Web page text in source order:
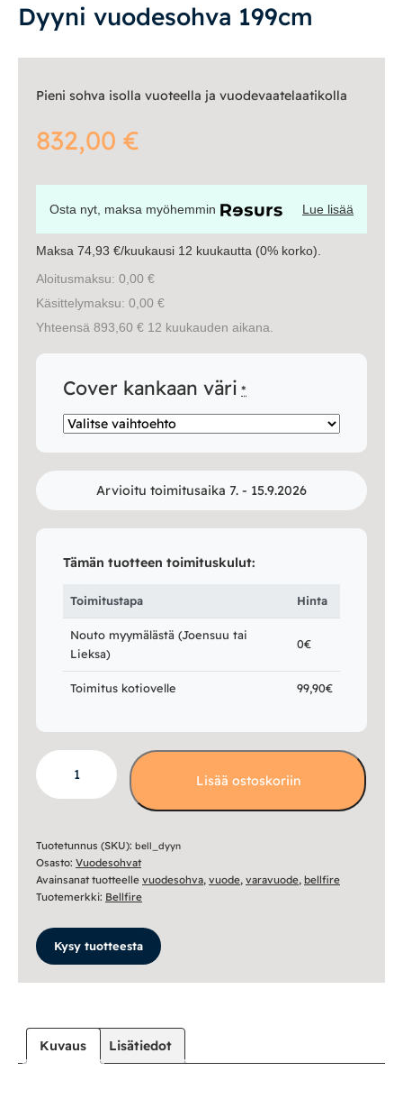
Dyyni vuodesohva 199cm
Pieni sohva isolla vuoteella ja vuodevaatelaatikolla
832,00 €
Osta nyt, maksa myöhemmin Lue lisää
Maksa 74,93 €/kuukausi 12 kuukautta (0% korko).
Aloitusmaksu: 0,00 €
Käsittelymaksu: 0,00 €
Yhteensä 893,60 € 12 kuukauden aikana.
Cover kankaan väri *
Arvioitu toimitusaika 7. - 15.9.2026
Tämän tuotteen toimituskulut:
Toimitustapa Hinta
Nouto myymälästä (Joensuu tai
Lieksa)
0€
Toimitus kotiovelle 99,90€
Dyyni
vuodesohva
199cm
Lisää ostoskoriin
Tuotetunnus (SKU): bell_dyyn
Osasto: Vuodesohvat
Avainsanat tuotteelle vuodesohva, vuode, varavuode, bellfire
Tuotemerkki: Bellfire
Kysy tuotteesta
Kuvaus Lisätiedot